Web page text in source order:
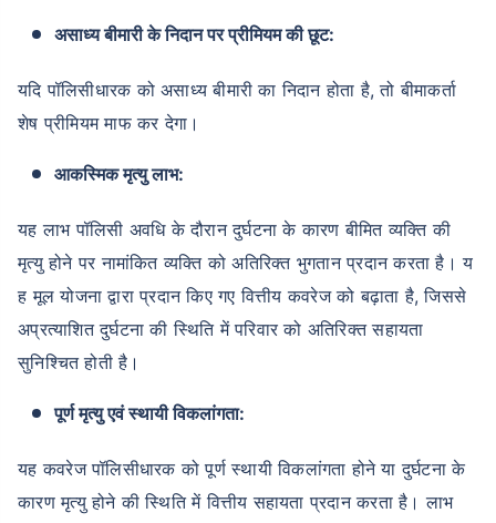
असाध्य बीमारी के निदान पर प्रीमियम की छूट:
यदि पॉलिसीधारक को असाध्य बीमारी का निदान होता है, तो बीमाकर्ता
शेष प्रीमियम माफ कर देगा।
आकस्मिक मृत्यु लाभ:
यह लाभ पॉलिसी अवधि के दौरान दुर्घटना के कारण बीमित व्यक्ति की
मृत्यु होने पर नामांकित व्यक्ति को अतिरिक्त भुगतान प्रदान करता है। य
ह मूल योजना द्वारा प्रदान किए गए वित्तीय कवरेज को बढ़ाता है, जिससे
अप्रत्याशित दुर्घटना की स्थिति में परिवार को अतिरिक्त सहायता
सुनिश्चित होती है।
पूर्ण मृत्यु एवं स्थायी विकलांगता:
यह कवरेज पॉलिसीधारक को पूर्ण स्थायी विकलांगता होने या दुर्घटना के
कारण मृत्यु होने की स्थिति में वित्तीय सहायता प्रदान करता है। लाभ